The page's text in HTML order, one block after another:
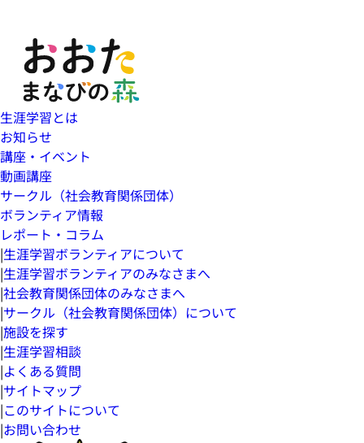
生涯学習とは
お知らせ
講座・イベント
動画講座
サークル（社会教育関係団体）
ボランティア情報
レポート・コラム
|生涯学習ボランティアについて
|生涯学習ボランティアのみなさまへ
|社会教育関係団体のみなさまへ
|サークル（社会教育関係団体）について
|施設を探す
|生涯学習相談
|よくある質問
|サイトマップ
|このサイトについて
|お問い合わせ